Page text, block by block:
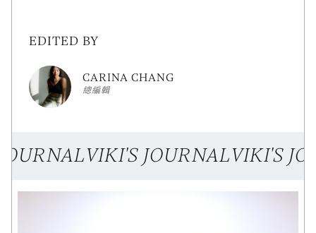
EDITED BY
CARINA CHANG
總編輯
VIKI'S JOURNALVIKI'S